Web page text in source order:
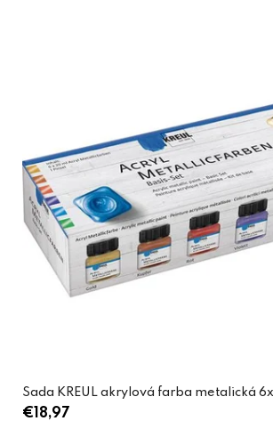
Sada KREUL akrylová farba metalická
€18,97